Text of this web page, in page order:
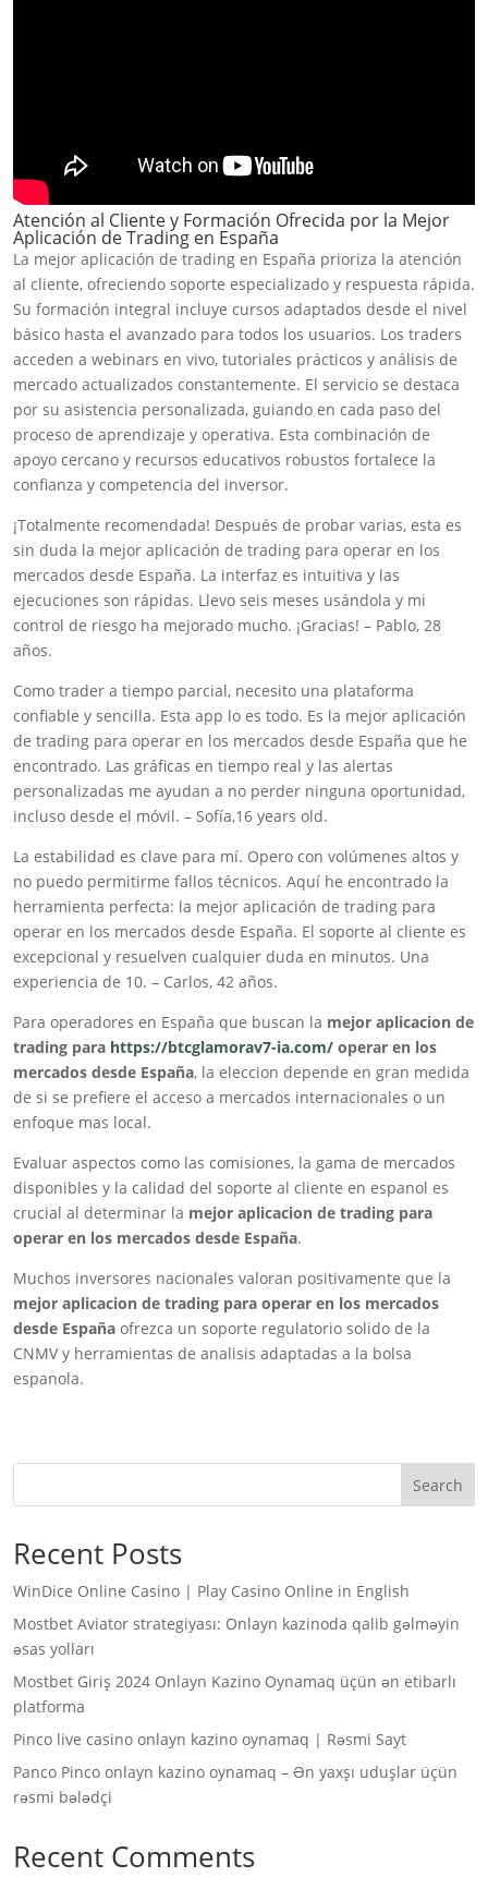
Atención al Cliente y Formación Ofrecida por la Mejor
Aplicación de Trading en España
La mejor aplicación de trading en España prioriza la atención
al cliente, ofreciendo soporte especializado y respuesta rápida.
Su formación integral incluye cursos adaptados desde el nivel
básico hasta el avanzado para todos los usuarios. Los traders
acceden a webinars en vivo, tutoriales prácticos y análisis de
mercado actualizados constantemente. El servicio se destaca
por su asistencia personalizada, guiando en cada paso del
proceso de aprendizaje y operativa. Esta combinación de
apoyo cercano y recursos educativos robustos fortalece la
confianza y competencia del inversor.
¡Totalmente recomendada! Después de probar varias, esta es
sin duda la mejor aplicación de trading para operar en los
mercados desde España. La interfaz es intuitiva y las
ejecuciones son rápidas. Llevo seis meses usándola y mi
control de riesgo ha mejorado mucho. ¡Gracias! – Pablo, 28
años.
Como trader a tiempo parcial, necesito una plataforma
confiable y sencilla. Esta app lo es todo. Es la mejor aplicación
de trading para operar en los mercados desde España que he
encontrado. Las gráficas en tiempo real y las alertas
personalizadas me ayudan a no perder ninguna oportunidad,
incluso desde el móvil. – Sofía,16 years old.
La estabilidad es clave para mí. Opero con volúmenes altos y
no puedo permitirme fallos técnicos. Aquí he encontrado la
herramienta perfecta: la mejor aplicación de trading para
operar en los mercados desde España. El soporte al cliente es
excepcional y resuelven cualquier duda en minutos. Una
experiencia de 10. – Carlos, 42 años.
Para operadores en España que buscan la mejor aplicacion de
trading para https://btcglamorav7-ia.com/ operar en los
mercados desde España, la eleccion depende en gran medida
de si se prefiere el acceso a mercados internacionales o un
enfoque mas local.
Evaluar aspectos como las comisiones, la gama de mercados
disponibles y la calidad del soporte al cliente en espanol es
crucial al determinar la mejor aplicacion de trading para
operar en los mercados desde España.
Muchos inversores nacionales valoran positivamente que la
mejor aplicacion de trading para operar en los mercados
desde España ofrezca un soporte regulatorio solido de la
CNMV y herramientas de analisis adaptadas a la bolsa
espanola.
Search
Recent Posts
WinDice Online Casino | Play Casino Online in English
Mostbet Aviator strategiyası: Onlayn kazinoda qalib gəlməyin
əsas yolları
Mostbet Giriş 2024 Onlayn Kazino Oynamaq üçün ən etibarlı
platforma
Pinco live casino onlayn kazino oynamaq | Rəsmi Sayt
Panco Pinco onlayn kazino oynamaq – Ən yaxşı uduşlar üçün
rəsmi bələdçi
Recent Comments